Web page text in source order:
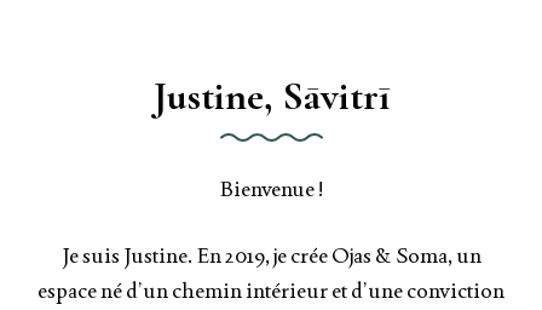
Justine, Sāvitrī
Bienvenue !
Je suis Justine. En 2019, je crée Ojas & Soma, un
espace né d’un chemin intérieur et d’une conviction